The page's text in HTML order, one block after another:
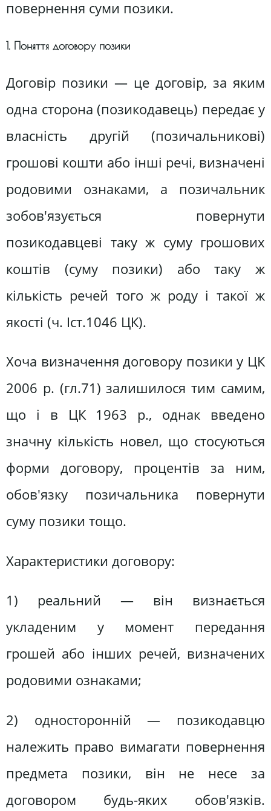
повернення суми позики.
1. Поняття договору позики
Договір позики — це договір, за яким
одна сторона (позикодавець) передає у
власність другій (позичальникові)
грошові кошти або інші речі, визначені
родовими ознаками, а позичальник
зобов'язується повернути
позикодавцеві таку ж суму грошових
коштів (суму позики) або таку ж
кількість речей того ж роду і такої ж
якості (ч. Iст.1046 ЦК).
Хоча визначення договору позики у ЦК
2006 р. (гл.71) залишилося тим самим,
що і в ЦК 1963 р., однак введено
значну кількість новел, що стосуються
форми договору, процентів за ним,
обов'язку позичальника повернути
суму позики тощо.
Характеристики договору:
1) реальний — він визнається
укладеним у момент передання
грошей або інших речей, визначених
родовими ознаками;
2) односторонній — позикодавцю
належить право вимагати повернення
предмета позики, він не несе за
договором будь-яких обов'язків.